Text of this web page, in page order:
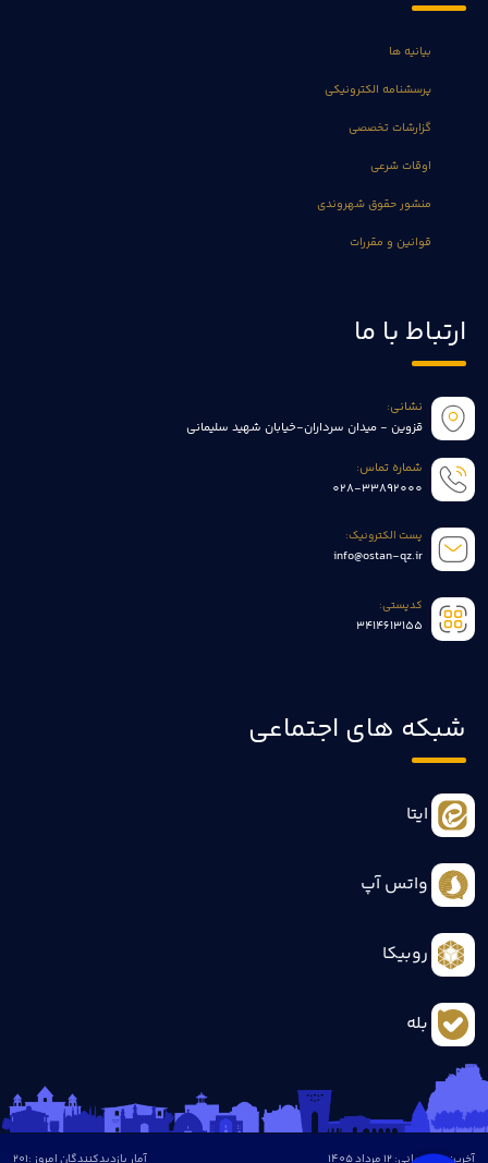
بیانیه ها
پرسشنامه الکترونیکی
گزارشات تخصصی
اوقات شرعی
منشور حقوق شهروندی
قوانین و مقررات
ارتباط با ما
نشانی:
قزوین - میدان سرداران-خیابان شهید سلیمانی
شماره تماس:
028-33892000
پست الکترونیک:
info@ostan-qz.ir
کدپستی:
3414613155
شبکه های اجتماعی
ایتا
واتس آپ
روبیکا
بله